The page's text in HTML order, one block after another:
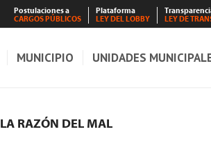
Postulaciones a
CARGOS PÚBLICOS
Plataforma
LEY DEL LOBBY
LEY DE
MUNICIPIO UNIDADES
LA RAZÓN DEL MAL